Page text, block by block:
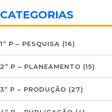
CATEGORIAS
1º P – PESQUISA (16)
2º P – PLANEAMENTO (15)
3º P – PRODUÇÃO (27)